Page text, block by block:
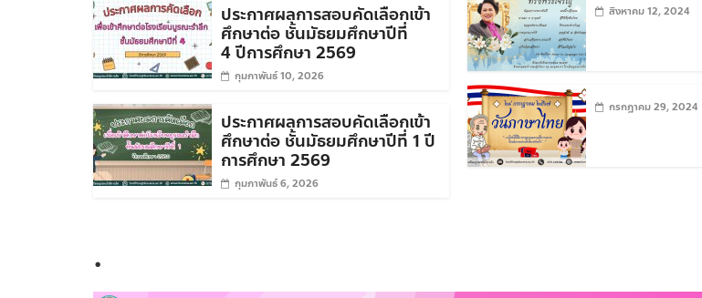
ประกาศผลการสอบคัดเลือกเข้า
ศึกษาต่อ ชั้นมัธยมศึกษาปีที่
4 ปีการศึกษา 2569
กุมภาพันธ์ 10, 2026
ประกาศผลการสอบคัดเลือกเข้า
ศึกษาต่อ ชั้นมัธยมศึกษาปีที่ 1 ปี
การศึกษา 2569
กุมภาพันธ์ 6, 2026
สิงหาคม 12, 2024
กรกฎาคม 29, 2024
.